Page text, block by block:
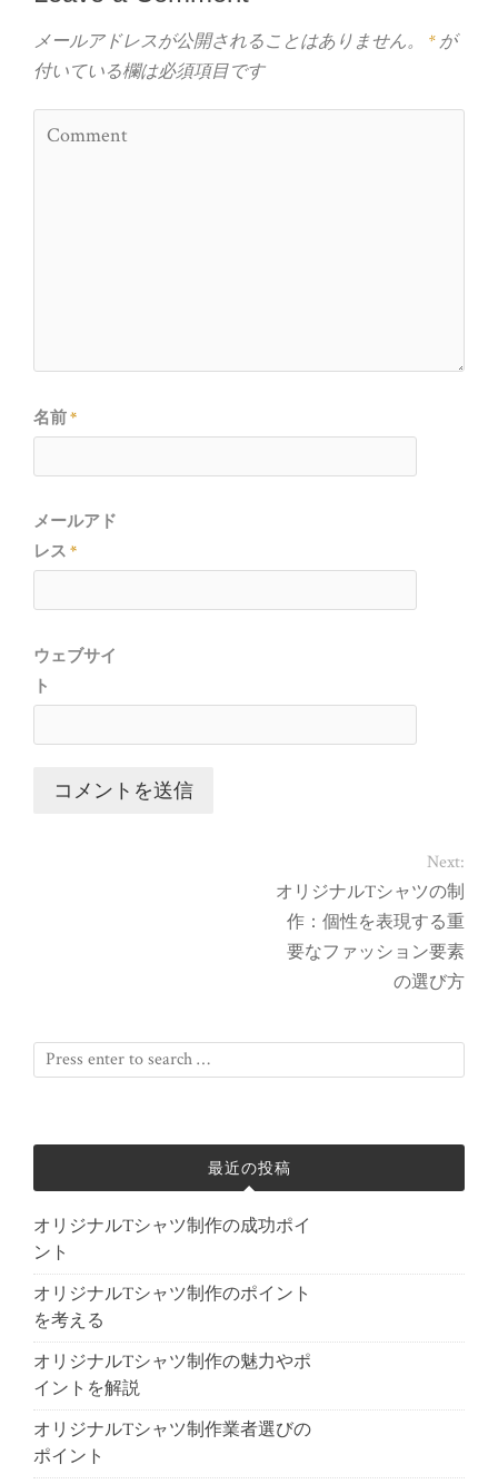
メールアドレスが公開されることはありません。 *が
付いている欄は必須項目です
名前*
メールアド
レス *
ウェブサイ
ト
Next:
オリジナルTシャツの制
作：個性を表現する重
要なファッション要素
の選び方
最近の投稿
オリジナルTシャツ制作の成功ポイ
ント
オリジナルTシャツ制作のポイント
を考える
オリジナルTシャツ制作の魅力やポ
イントを解説
オリジナルTシャツ制作業者選びの
ポイント